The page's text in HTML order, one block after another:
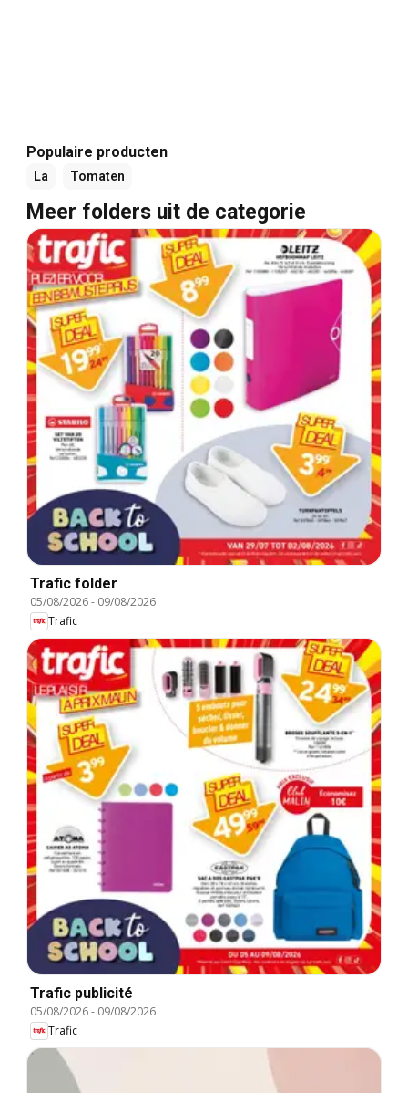
Populaire producten
La Tomaten
Meer folders uit de categorie
Trafic folder
05/08/2026- 09/08/2026
Trafic
Trafic publicité
05/08/2026- 09/08/2026
Trafic